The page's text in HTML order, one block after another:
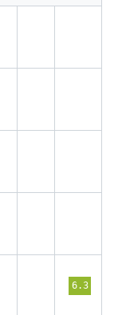
6.3